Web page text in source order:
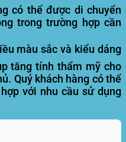
có thể được di chuyển
trong trường hợp cần
màu sắc và kiểu dáng
tăng tính thẩm mỹ cho
Quý khách hàng có thể
với nhu cầu sử dụng